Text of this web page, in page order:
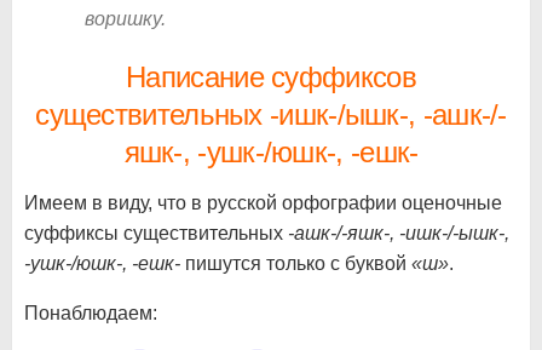
воришку.
Написание суффиксов
существительных -ишк-/ышк-, -ашк-/-
яшк-, -ушк-/юшк-, -ешк-
Имеем в виду, что в русской орфографии оценочные
суффиксы существительных -ашк-/-яшк-, -ишк-/-ышк-,
-ушк-/юшк-, -ешк- пишутся только с буквой «ш».
Понаблюдаем: